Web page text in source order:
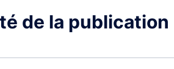
de la publication